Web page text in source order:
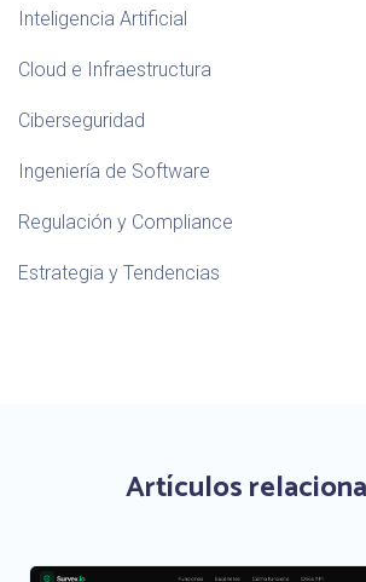
Inteligencia Artificial
Cloud e Infraestructura
Ciberseguridad
Ingeniería de Software
Regulación y Compliance
Estrategia y Tendencias
Artículos